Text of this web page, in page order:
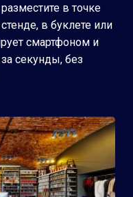
в точке
в буклете или
смартфоном и
секунды, без